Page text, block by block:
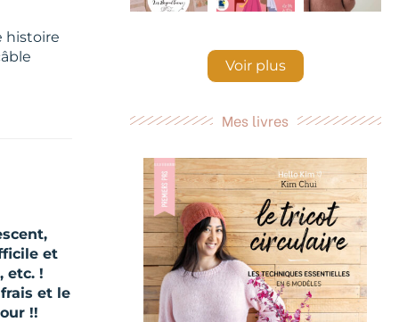
histoire
et
etc. !
et le
!!
Voir plus
Mes livres